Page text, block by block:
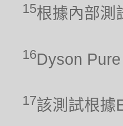
15根據內部測
16Dyson
17該測試根據